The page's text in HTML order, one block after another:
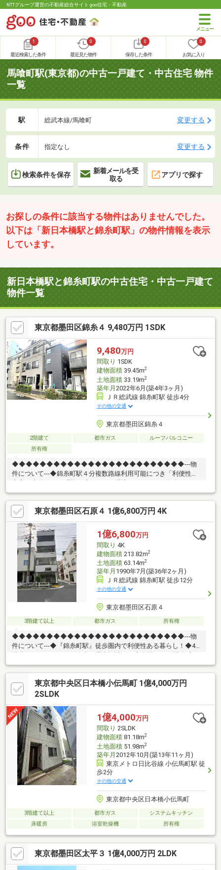
NTTグループ運営の不動産総合サイト goo住宅・不動産
1
最近検索した条件
0
最近見た物件
0
保存した条件
0
お気に入り
馬喰町駅(東京都)の中古一戸建て・中古住宅 物件
一覧
駅 総武本線/馬喰町 変更する
条件 指定なし 変更する
検索条件を保存
新着メールを受
取る
アプリで探す
お探しの条件に該当する物件はありませんでした。
以下は「新日本橋駅と錦糸町駅」の物件情報を表示
しています。
新日本橋駅と錦糸町駅の中古住宅・中古一戸建て
物件一覧
東京都墨田区錦糸４ 9,480万円 1SDK
9,480万円
間取り 1SDK
建物面積39.45m2
土地面積33.19m2
築年月 2022年6月(築4年3ヶ月)
ＪＲ総武線 錦糸町駅 徒歩4分
その他の交通
東京都墨田区錦糸４
2階建て 都市ガス
ルーフバルコニー
所有権
◆◆◆◆◆◆◆◆◆◆◆◆◆◆◆◆◆◆◆◆◆◆◆◆◆---物
件について---◆錦糸町駅４分複数路線利用可能につき「利便性が
キャストが出来る事---◆提携銀行のご利用が可能（金利0.92％
～）◆物件調査報告書の作成が可能です◆ライフプランシミュレ
ーション(※LP)の実施が可能です (※LPとは、住宅購入後の資金シ
ミュレーションで
す)◆◆◆◆◆◆◆◆◆◆◆◆◆◆◆◆◆◆◆◆◆◆◆◆◆
東京都墨田区石原４ 1億6,800万円 4K
1億6,800万円
間取り 4K
建物面積213.82m2
土地面積63.14m2
築年月 1990年7月(築36年2ヶ月)
ＪＲ総武線 錦糸町駅 徒歩12分
その他の交通
東京都墨田区石原４
3階建て以上 都市ガス 所有権
◆◆◆◆◆◆◆◆◆◆◆◆◆◆◆◆◆◆◆◆◆◆◆◆◆---物
件について---◆『錦糸町駅』徒歩圏内で利便性ある暮らし！◆4
陽当たり良好！---こちらの物件でアドキャストが出来る事---◆提
携銀行のご利用が可能（金利0.92％)◆物件調査報告書の作成が可
能です◆ライフプランシミュレーション(※LP)の実施が可能です
(※LPとは、住宅購入後の資金シミュレーションで
東京都中央区日本橋小伝馬町 1億4,000万円
2SLDK
1億4,000万円
間取り 2SLDK
建物面積81.18m2
土地面積51.98m2
築年月 2012年10月(築13年11ヶ月)
東京メトロ日比谷線 小伝馬町駅 徒
歩2分
その他の交通
東京都中央区日本橋小伝馬町
3階建て以上 都市ガス
システムキッチン
床暖房
浴室乾燥機 所有権
東京都墨田区太平３ 1億4,000万円 2LDK